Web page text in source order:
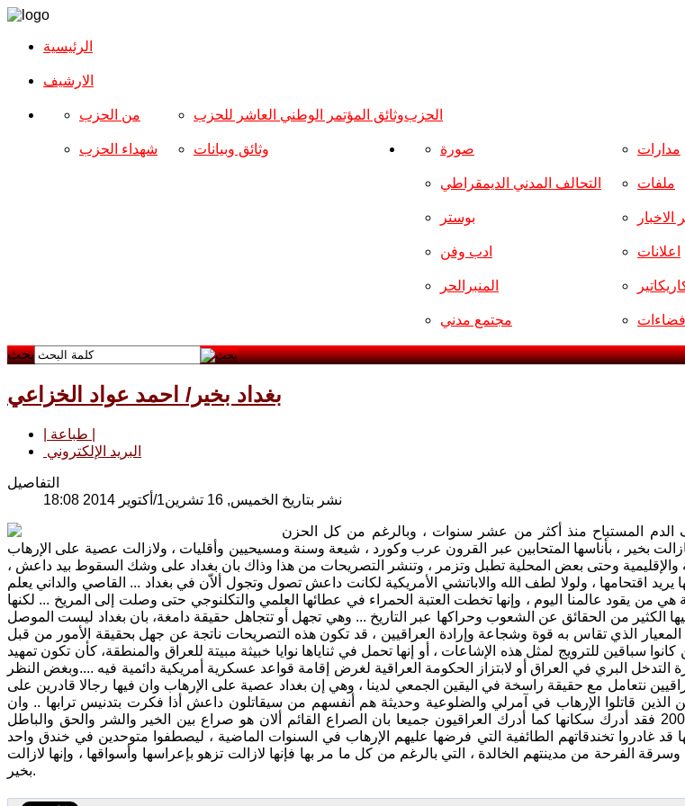
الرئيسية
الارشیف
الحزب من الحزب
شهداء الحزب
وثائق المؤتمر الوطني العاشر للحزب
وثائق وبيانات صورة
التحالف المدني الديمقراطي
بوستر
ادب وفن
المنبرالحر
مجتمع مدني
مدارات
ملفات
الاخبار
اعلانات
فضاءات
بحث
بغداد بخير/ احمد عواد الخزاعي
البريد الإلكتروني
التفاصيل
نشر بتاريخ الخميس, 16 تشرين1/أكتوير 2014 18:08
الدم المستباح منذ أكثر من عشر سنوات ، وبالرغم من كل الحزن
بخير ، بأناسها المتحابين عبر القرون عرب وكورد ، شيعة وسنة ومسيحيين وأقليات ، ولازالت عصية على الإرهاب
والإقليمية وحتى بعض المحلية تطبل وتزمر ، وتنشر التصريحات من هذا وذاك بان بغداد على وشك السقوط بيد داعش ،
يريد اقتحامها ، ولولا لطف الله والاباتشي الأمريكية لكانت داعش تصول وتجول ألاّن في بغداد ... القاصي والداني يعلم
هي من يقود عالمنا اليوم ، وإنها تخطت العتبة الحمراء في عطائها العلمي والتكلنوجي حتى وصلت إلى المريخ ... لكنها
الكثير من الحقائق عن الشعوب وحراكها عبر التاريخ ... وهي تجهل أو تتجاهل حقيقة دامغة، بان بغداد ليست الموصل
الذي تقاس به قوة وشجاعة وإرادة العراقيين ، قد تكون هذه التصريحات ناتجة عن جهل بحقيقة الأمور من قبل
كانوا سباقين للترويج لمثل هذه الإشاعات ، أو إنها تحمل في ثناياها نوايا خبيثة مبيتة للعراق والمنطقة، كأن تكون تمهيد
التدخل البري في العراق أو لابتزاز الحكومة العراقية لغرض إقامة قواعد عسكرية أمريكية دائمية فيه ....وبغض النظر
نتعامل مع حقيقة راسخة في اليقين الجمعي لدينا ، وهي إن بغداد عصية على الإرهاب وان فيها رجالا قادرين على
الذين قاتلوا الإرهاب في آمرلي والضلوعية وحديثة هم أنفسهم من سيقاتلون داعش أذا فكرت بتدنيس ترابها .. وان
بغداد الآن ليست هي بغداد عام 2006 فقد أدرك سكانها كما أدرك العراقيون جميعا بان الصراع القائم ألان هو صراع بين الخير والشر والحق والباطل
قد غادروا تخندقاتهم الطائفية التي فرضها عليهم الإرهاب في السنوات الماضية ، ليصطفوا متوحدين في خندق واحد
الفرحة من مدينتهم الخالدة ، التي بالرغم من كل ما مر بها فإنها لازالت تزهو بإعراسها وأسواقها ، وإنها لازالت
بخير.